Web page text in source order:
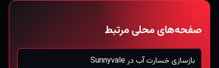
صفحه‌های محلی مرتبط
بازسازی خسارت آب در Sunnyvale